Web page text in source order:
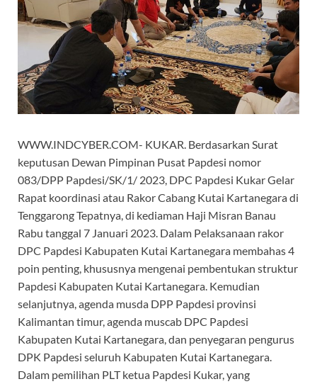
WWW.INDCYBER.COM- KUKAR. Berdasarkan Surat
keputusan Dewan Pimpinan Pusat Papdesi nomor
083/DPP Papdesi/SK/1/ 2023, DPC Papdesi Kukar Gelar
Rapat koordinasi atau Rakor Cabang Kutai Kartanegara di
Tenggarong Tepatnya, di kediaman Haji Misran Banau
Rabu tanggal 7 Januari 2023. Dalam Pelaksanaan rakor
DPC Papdesi Kabupaten Kutai Kartanegara membahas 4
poin penting, khususnya mengenai pembentukan struktur
Papdesi Kabupaten Kutai Kartanegara. Kemudian
selanjutnya, agenda musda DPP Papdesi provinsi
Kalimantan timur, agenda muscab DPC Papdesi
Kabupaten Kutai Kartanegara, dan penyegaran pengurus
DPK Papdesi seluruh Kabupaten Kutai Kartanegara.
Dalam pemilihan PLT ketua Papdesi Kukar, yang